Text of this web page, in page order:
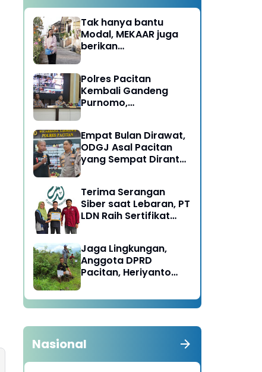
Tak hanya bantu
Modal, MEKAAR juga
berikan
Dapur Tetap Ngebul
Polres Pacitan
Kembali Gandeng
Purnomo,
Rehabilitasi
Empat Bulan Dirawat,
ODGJ Asal Pacitan
yang Sempat Dirantai
Terima Serangan
Siber saat Lebaran, PT
LDN Raih Sertifikat
Karesidenan Madiun
Raya
Jaga Lingkungan,
Anggota DPRD
Pacitan, Heriyanto
Tebang 100 Pohon
diganti Tanam 1000
Nasional